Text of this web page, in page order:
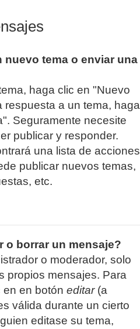
nuevo tema o enviar una
haga clic en "Nuevo
respuesta a un tema, haga
Seguramente necesite
publicar y responder.
una lista de acciones
publicar nuevos temas,
etc.
o borrar un mensaje?
o moderador, solo
propios mensajes. Para
en en botón editar(a
válida durante un cierto
editase su tema,